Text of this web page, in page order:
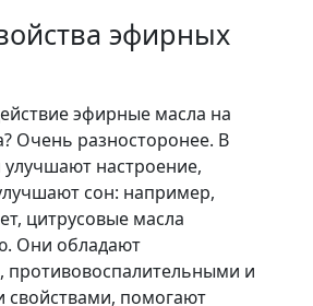
эфирных
эфирные масла на
Очень разносторонее. В
настроение,
сон: например,
цитрусовые масла
Они обладают
противовоспалительными и
помогают